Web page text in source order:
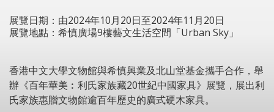
展覽日期：由2024年10月20日至2024年11月20日
展覽地點：希慎廣場9樓藝文生活空間「Urban Sky」
香港中文大學文物館與希慎興業及北山堂基金攜手合作，舉
辦《百年華美︰利氏家族藏20世紀中國家具》展覽，展出利
氏家族惠贈文物館逾百年歷史的廣式硬木家具。